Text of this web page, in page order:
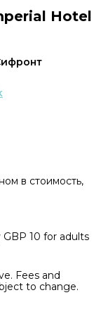
Hotel
в стоимость,
10 for adults
Fees and
to change.